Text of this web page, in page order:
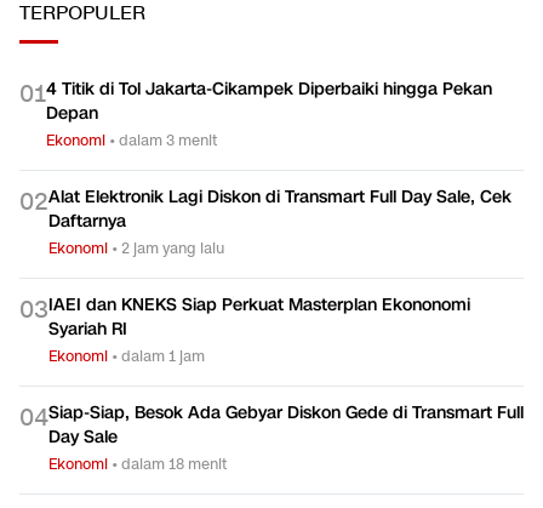
TERPOPULER
014 Titik di Tol Jakarta-Cikampek Diperbaiki hingga Pekan
Depan
Ekonomi •dalam 3 menit
02Alat Elektronik Lagi Diskon di Transmart Full Day Sale, Cek
Daftarnya
Ekonomi •2 jam yang lalu
03IAEI dan KNEKS Siap Perkuat Masterplan Ekononomi
Syariah RI
Ekonomi •dalam 1 jam
04Siap-Siap, Besok Ada Gebyar Diskon Gede di Transmart Full
Day Sale
Ekonomi •dalam 18 menit